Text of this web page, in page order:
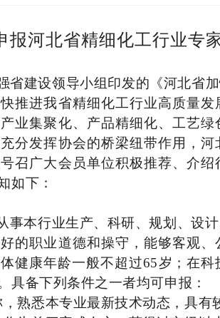
报河北省精细化工行业专
省建设领导小组印发的《河北省
推进我省精细化工行业高质量
业集聚化、产品精细化、工艺绿
分发挥协会的桥梁纽带作用，
召广大会员单位积极推荐、介
如下：
事本行业生产、科研、规划、设
的职业道德和操守，能够客观
健康年龄一般不超过65岁；在科
具备下列条件之一者均可申报：
熟悉本专业最新技术动态，具有